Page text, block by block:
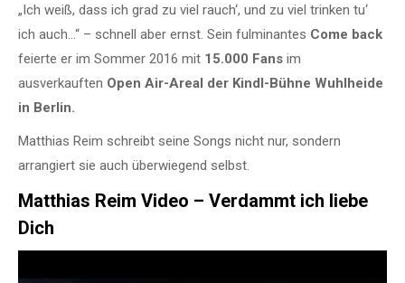
„Ich weiß, dass ich grad zu viel rauch‘, und zu viel trinken tu‘
ich auch…“ – schnell aber ernst. Sein fulminantes Come back
feierte er im Sommer 2016 mit 15.000 Fans im
ausverkauften Open Air-Areal der Kindl-Bühne Wuhlheide
in Berlin.
Matthias Reim schreibt seine Songs nicht nur, sondern
arrangiert sie auch überwiegend selbst.
Matthias Reim Video – Verdammt ich liebe
Dich